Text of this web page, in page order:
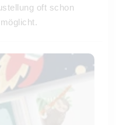
oft schon